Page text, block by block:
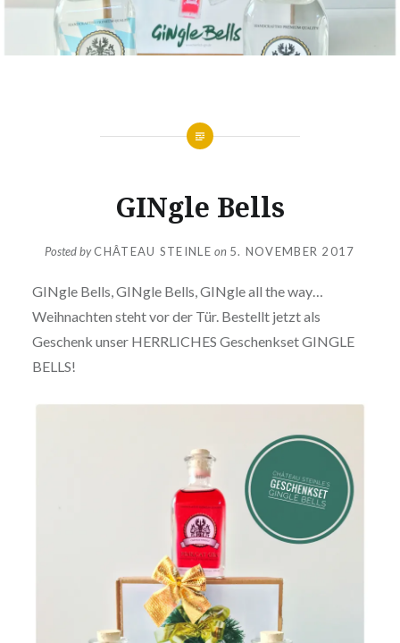
GINgle Bells
Posted byCHÂTEAU STEINLE on 5. NOVEMBER 2017
GINgle Bells, GINgle Bells, GINgle all the way…
Weihnachten steht vor der Tür. Bestellt jetzt als
Geschenk unser HERRLICHES Geschenkset GINGLE
BELLS!